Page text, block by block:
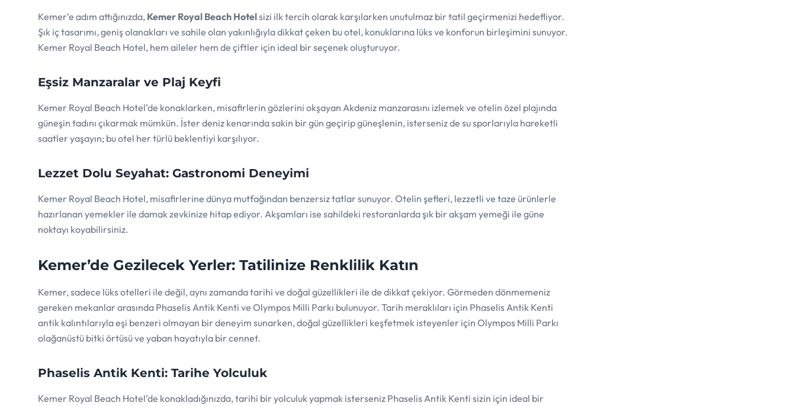
Kemer’e adım attığınızda, Kemer Royal Beach Hotelsizi ilk tercih olarak karşılarken unutulmaz bir tatil geçirmenizi hedefliyor.
Şık iç tasarımı, geniş olanakları ve sahile olan yakınlığıyla dikkat çeken bu otel, konuklarına lüks ve konforun birleşimini sunuyor.
Kemer Royal Beach Hotel, hem aileler hem de çiftler için ideal bir seçenek oluşturuyor.
Eşsiz Manzaralar ve Plaj Keyfi
Kemer Royal Beach Hotel’de konaklarken, misafirlerin gözlerini okşayan Akdeniz manzarasını izlemek ve otelin özel plajında
güneşin tadını çıkarmak mümkün. İster deniz kenarında sakin bir gün geçirip güneşlenin, isterseniz de su sporlarıyla hareketli
saatler yaşayın; bu otel her türlü beklentiyi karşılıyor.
Lezzet Dolu Seyahat: Gastronomi Deneyimi
Kemer Royal Beach Hotel, misafirlerine dünya mutfağından benzersiz tatlar sunuyor. Otelin şefleri, lezzetli ve taze ürünlerle
hazırlanan yemekler ile damak zevkinize hitap ediyor. Akşamları ise sahildeki restoranlarda şık bir akşam yemeği ile güne
noktayı koyabilirsiniz.
Kemer’de Gezilecek Yerler: Tatilinize Renklilik Katın
Kemer, sadece lüks otelleri ile değil, aynı zamanda tarihi ve doğal güzellikleri ile de dikkat çekiyor. Görmeden dönmemeniz
gereken mekanlar arasında Phaselis Antik Kenti ve Olympos Milli Parkı bulunuyor. Tarih meraklıları için Phaselis Antik Kenti
antik kalıntılarıyla eşi benzeri olmayan bir deneyim sunarken, doğal güzellikleri keşfetmek isteyenler için Olympos Milli Parkı
olağanüstü bitki örtüsü ve yaban hayatıyla bir cennet.
Phaselis Antik Kenti: Tarihe Yolculuk
Kemer Royal Beach Hotel’de konakladığınızda, tarihi bir yolculuk yapmak isterseniz Phaselis Antik Kenti sizin için ideal bir